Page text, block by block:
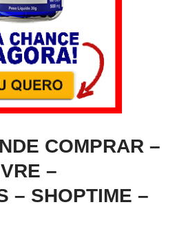
COMPRAR –
–
– SHOPTIME –